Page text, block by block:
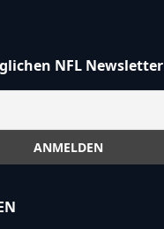
NFL Newsletter